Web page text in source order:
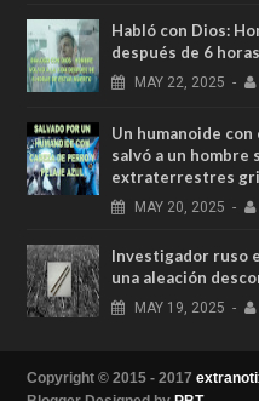
Habló con Dios:
después de 6
MAY 22, 2025 -
Un humanoide
salvó a un hombre
extraterrestres
MAY 20, 2025 -
Investigador ruso
una aleación
MAY 19, 2025 -
Copyright © 2015 - 2017